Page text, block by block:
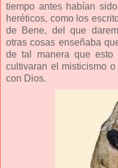
tiempo antes habían
heréticos, como los
de Bene, del que
otras cosas enseñaba
de tal manera que esto
cultivaran el misticismo
con Dios.